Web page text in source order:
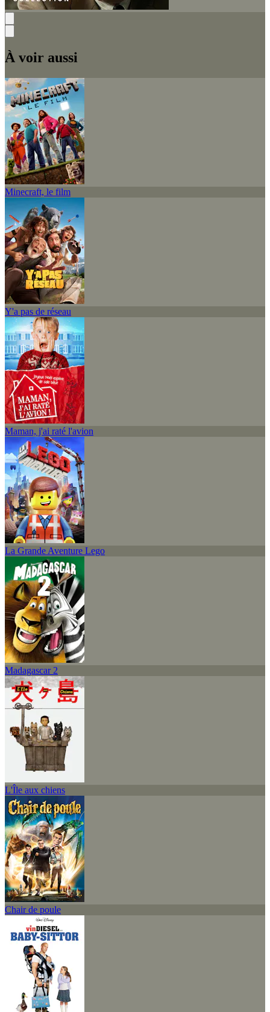
À voir aussi
Minecraft, le film
Y'a pas de réseau
Maman, j'ai raté l'avion
La Grande Aventure Lego
Madagascar 2
L'Île aux chiens
Chair de poule